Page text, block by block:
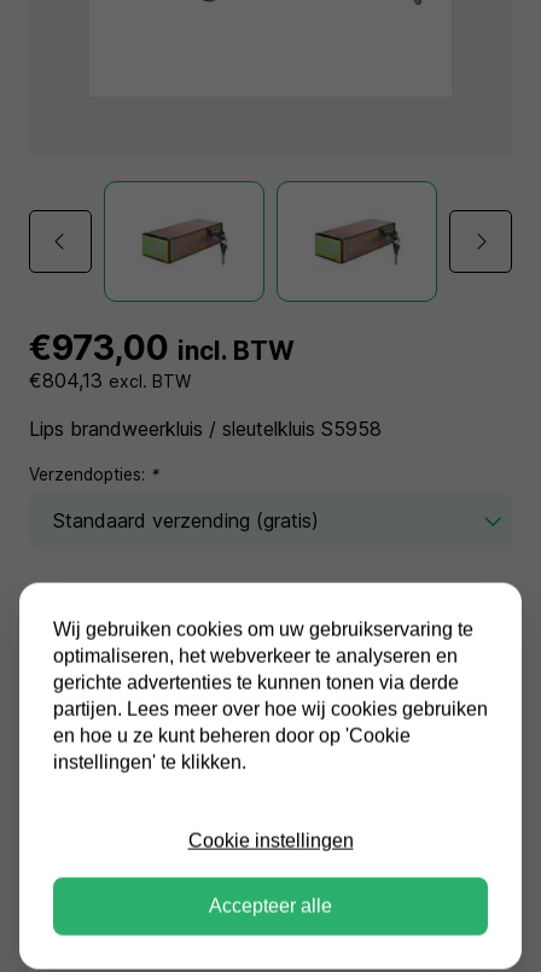
€973,00 incl. BTW
€804,13 excl. BTW
Lips brandweerkluis / sleutelkluis S5958
Verzendopties: *
In winkelwagen
Alle prijzen zijn inclusief BTW
Specificaties
Wij gebruiken cookies om uw gebruikservaring te
optimaliseren, het webverkeer te analyseren en
gerichte advertenties te kunnen tonen via derde
partijen. Lees meer over hoe wij cookies gebruiken
en hoe u ze kunt beheren door op 'Cookie
instellingen' te klikken.
Cookie instellingen
Accepteer alle